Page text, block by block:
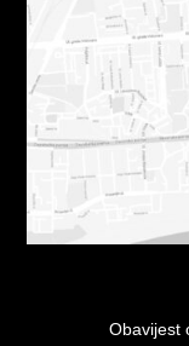
Obavijest